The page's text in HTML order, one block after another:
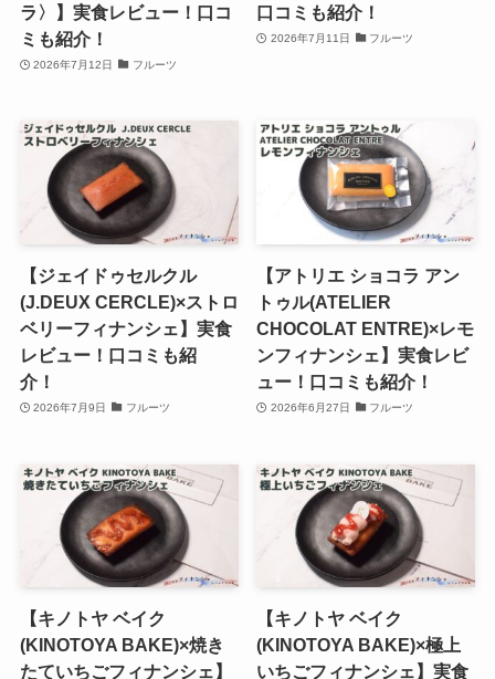
ラ〉】実食レビュー！口コ
ミも紹介！
2026年7月12日 フルーツ
口コミも紹介！
2026年7月11日 フルーツ
【ジェイドゥセルクル
(J.DEUX CERCLE)×ストロ
ベリーフィナンシェ】実食
レビュー！口コミも紹
介！
2026年7月9日 フルーツ
【アトリエ ショコラ アン
トゥル(ATELIER
CHOCOLAT ENTRE)×レモ
ンフィナンシェ】実食レビ
ュー！口コミも紹介！
2026年6月27日 フルーツ
【キノトヤ ベイク
(KINOTOYA BAKE)×焼き
たていちごフィナンシェ】
【キノトヤ ベイク
(KINOTOYA BAKE)×極上
いちごフィナンシェ】実食